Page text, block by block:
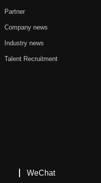
Partner
Company news
Industry news
Talent Recruitment
WeChat